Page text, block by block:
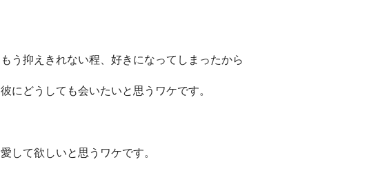
もう抑えきれない程、好きになってしまったから
彼にどうしても会いたいと思うワケです。
愛して欲しいと思うワケです。